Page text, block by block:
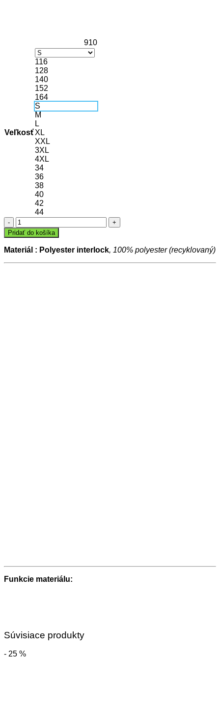
910
Veľkosť
116
128
140
152
164
S
M
L
XL
XXL
3XL
4XL
34
36
38
40
42
44
množstvo
Dres
POWER
Pridať do košíka
Materiál : Polyester interlock, 100% polyester (recyklovaný)
Funkcie materiálu:
Súvisiace produkty
- 25 %